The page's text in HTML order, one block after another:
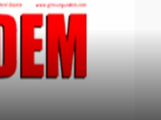
GÖRÜNCE GÖZLERİM DOLDU